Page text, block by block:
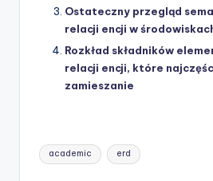
Ostateczny przegląd
relacji encji w
Rozkład składników
relacji encji, które
zamieszanie
Tags:
academic erd